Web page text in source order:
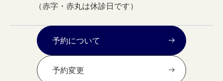
（赤字・赤丸は休診日です）
予約について
予約変更